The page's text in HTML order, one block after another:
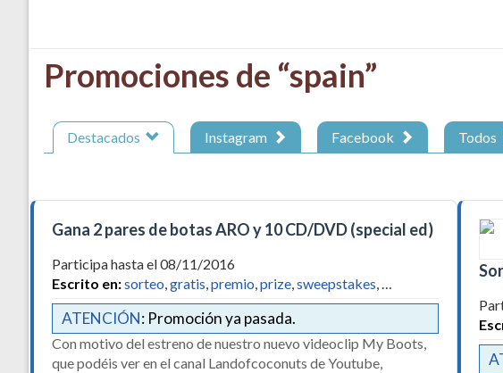
Promociones de “spain”
Destacados Instagram Facebook Todos
Gana 2 pares de botas ARO y 10 CD/DVD (special ed)
Participa hasta el 08/11/2016
Escrito en:sorteo,gratis,premio,prize,sweepstakes, …
ATENCIÓN: Promoción ya pasada.
Con motivo del estreno de nuestro nuevo videoclip My Boots,
que podéis ver en el canal Landofcoconuts de Youtube,